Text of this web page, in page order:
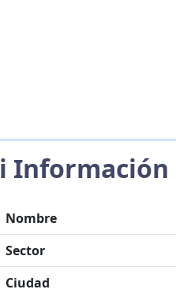
ℹ️ Información
Nombre
Sector
Ciudad